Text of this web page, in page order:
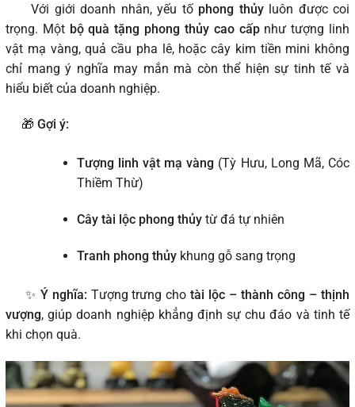
Với giới doanh nhân, yếu tố phong thủyluôn được coi
trọng. Một bộ quà tặng phong thủy cao cấpnhư tượng linh
vật mạ vàng, quả cầu pha lê, hoặc cây kim tiền mini không
chỉ mang ý nghĩa may mắn mà còn thể hiện sự tinh tế và
hiểu biết của doanh nghiệp.
🎁 Gợi ý:
Tượng linh vật mạ vàng (Tỳ Hưu, Long Mã, Cóc
Thiềm Thừ)
Cây tài lộc phong thủytừ đá tự nhiên
Tranh phong thủykhung gỗ sang trọng
✨ Ý nghĩa: Tượng trưng chotài lộc – thành công – thịnh
vượng, giúp doanh nghiệp khẳng định sự chu đáo và tinh tế
khi chọn quà.